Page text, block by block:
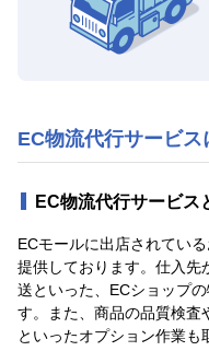
EC物流代行サービス
EC物流代行サービス
ECモールに出店されてい
提供しております。仕入先
送といった、ECショップ
す。また、商品の品質検査
といったオプション作業も